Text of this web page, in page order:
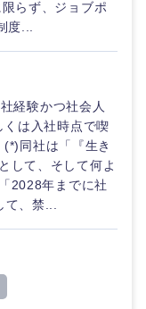
らず、ジョブポ
度...
経験かつ社会人
は入社時点で喫
同社は「『生き
して、そして何よ
2028年までに社
、禁...